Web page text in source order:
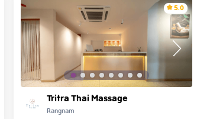
5.0
Tritra Thai Massage
Rangnam